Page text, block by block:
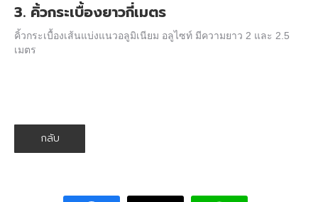
3. คิ้วกระเบื้องยาวกี่เมตร
คิ้วกระเบื้องเส้นแบ่งแนวอลูมิเนียม อลูไซท์ มีความยาว 2 และ 2.5
เมตร
กลับ